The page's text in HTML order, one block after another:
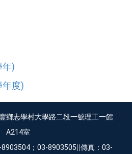
年)
年度)
鄉志學村大學路二段一號理工一館
A214室
；03-8903505∥傳真：03-